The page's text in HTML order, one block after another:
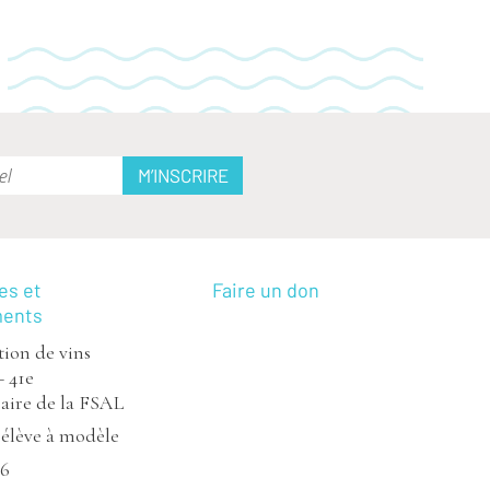
et
de vins
41e
de la FSAL
à modèle
Faire un don